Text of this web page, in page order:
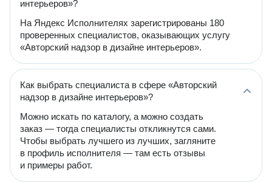
интерьеров»?
На Яндекс Исполнителях зарегистрированы 180
проверенных специалистов, оказывающих услугу
«Авторский надзор в дизайне интерьеров».
Как выбрать специалиста в сфере «Авторский
надзор в дизайне интерьеров»?
Можно искать по каталогу, а можно создать
заказ — тогда специалисты откликнутся сами.
Чтобы выбрать лучшего из лучших, загляните
в профиль исполнителя — там есть отзывы
и примеры работ.